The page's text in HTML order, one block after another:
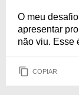
O meu
apresentar
não viu. Esse
COPIAR